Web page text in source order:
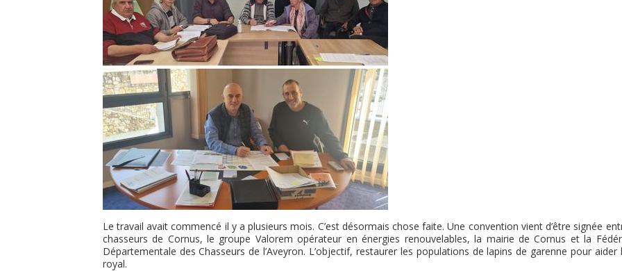
Le travail avait commencé il y a plusieurs mois. C’est désormais chose faite. Une convention vient d’être signée
chasseurs de Cornus, le groupe Valorem opérateur en énergies renouvelables, la mairie de Cornus et la
Départementale des Chasseurs de l’Aveyron. L’objectif, restaurer les populations de lapins de garenne pour aider
royal.